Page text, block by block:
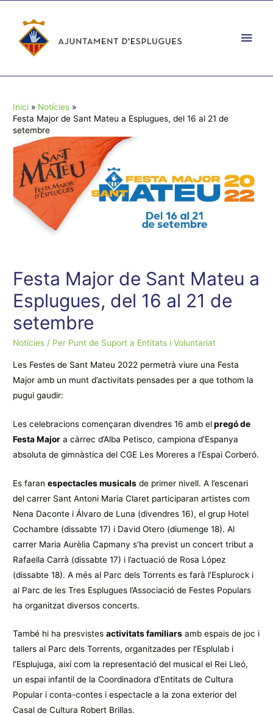
contingut
Inici
Notícies
Festa Major de Sant Mateu a Esplugues, del 16 al 21 de
setembre
Festa Major de Sant Mateu a
Esplugues, del 16 al 21 de
setembre
Notícies / Per Punt de Suport a Entitats i Voluntariat
Les Festes de Sant Mateu 2022 permetrà viure una Festa
Major amb un munt d’activitats pensades per a que tothom la
pugui gaudir:
Les celebracions començaran divendres 16 amb elpregó de
Festa Major a càrrec d’Alba Petisco, campiona d’Espanya
absoluta de gimnàstica del CGE Les Moreres a l’Espai Corberó.
Es faranespectacles musicals de primer nivell. A l’escenari
del carrer Sant Antoni Maria Claret participaran artistes com
Nena Daconte i Álvaro de Luna (divendres 16), el grup Hotel
Cochambre (dissabte 17) i David Otero (diumenge 18). Al
carrer Maria Aurèlia Capmany s’ha previst un concert tribut a
Rafaella Carrà (dissabte 17) i l’actuació de Rosa López
(dissabte 18). A més al Parc dels Torrents es farà l’Esplurock i
al Parc de les Tres Esplugues l’Associació de Festes Populars
ha organitzat diversos concerts.
També hi ha presvistesactivitats familiars amb espais de joc i
tallers al Parc dels Torrents, organitzades per l’Esplulab i
l’Esplujuga, així com la representació del musical el Rei Lleó,
un espai infantil de la Coordinadora d’Entitats de Cultura
Popular i conta-contes i espectacle a la zona exterior del
Casal de Cultura Robert Brillas.